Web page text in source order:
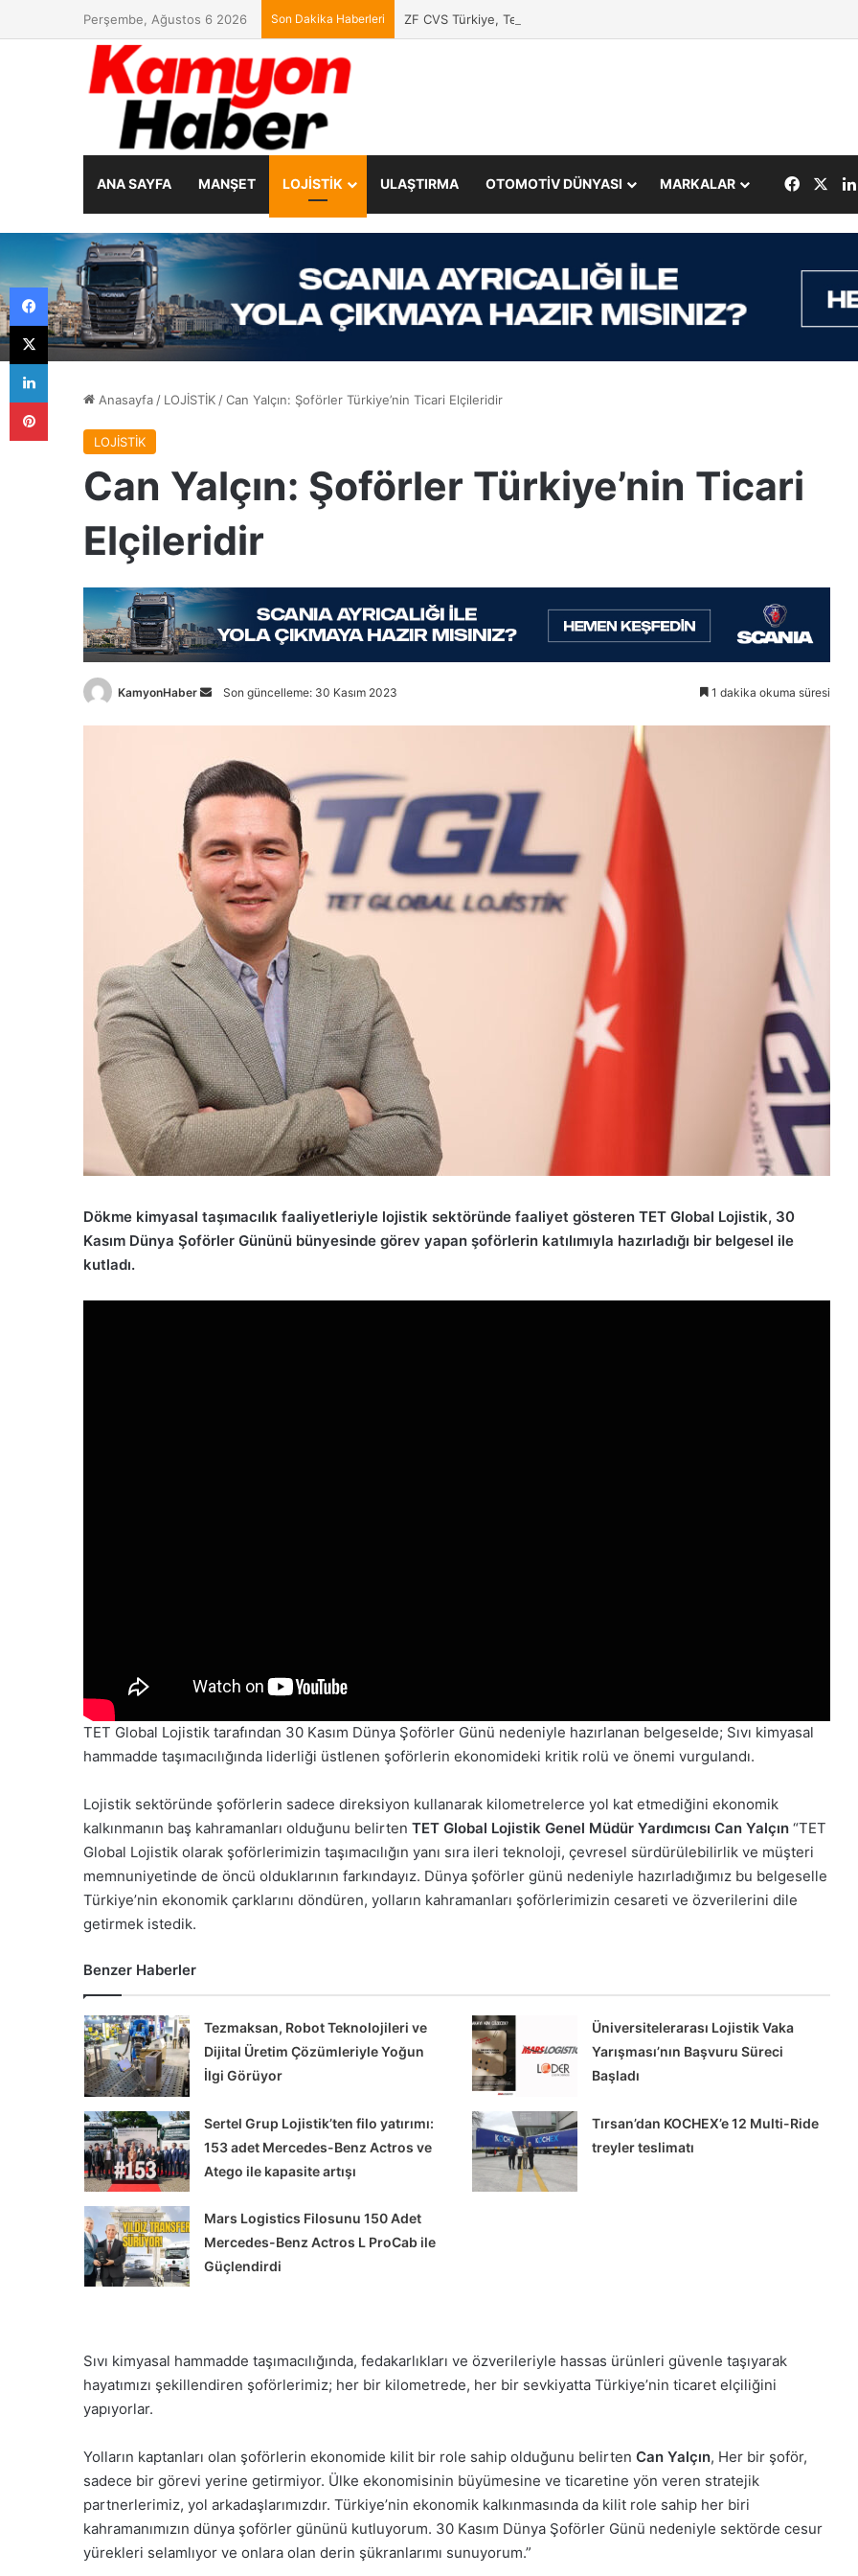
Perşembe, Ağustos 6 2026 Son Dakika Haberleri ZF CVS Türkiye, Tedarikçileriyle Buluştu
ANA SAYFA MANŞET LOJİSTİK ULAŞTIRMA OTOMOTİV DÜNYASI MARKALAR
Anasayfa/ LOJİSTİK/Can Yalçın: Şoförler Türkiye’nin Ticari Elçileridir
LOJİSTİK
Can Yalçın: Şoförler Türkiye’nin Ticari
Elçileridir
KamyonHaber
Bir
göndermek
Son güncelleme: 30 Kasım 2023 1 dakika okuma süresi
Dökme kimyasal taşımacılık faaliyetleriyle lojistik sektöründe faaliyet gösteren TET Global Lojistik, 30
Kasım Dünya Şoförler Gününü bünyesinde görev yapan şoförlerin katılımıyla hazırladığı bir belgesel ile
kutladı.
TET Global Lojistik tarafından 30 Kasım Dünya Şoförler Günü nedeniyle hazırlanan belgeselde; Sıvı kimyasal
hammadde taşımacılığında liderliği üstlenen şoförlerin ekonomideki kritik rolü ve önemi vurgulandı.
Lojistik sektöründe şoförlerin sadece direksiyon kullanarak kilometrelerce yol kat etmediğini ekonomik
kalkınmanın baş kahramanları olduğunu belirten TET Global Lojistik Genel Müdür Yardımcısı Can Yalçın “TET
Global Lojistik olarak şoförlerimizin taşımacılığın yanı sıra ileri teknoloji, çevresel sürdürülebilirlik ve müşteri
memnuniyetinde de öncü olduklarının farkındayız. Dünya şoförler günü nedeniyle hazırladığımız bu belgeselle
Türkiye’nin ekonomik çarklarını döndüren, yolların kahramanları şoförlerimizin cesareti ve özverilerini dile
getirmek istedik.
Benzer Haberler
Tezmaksan, Robot Teknolojileri ve
Dijital Üretim Çözümleriyle Yoğun
İlgi Görüyor
Üniversitelerarası Lojistik Vaka
Yarışması’nın Başvuru Süreci
Başladı
Sertel Grup Lojistik’ten filo yatırımı:
153 adet Mercedes-Benz Actros ve
Atego ile kapasite artışı
Tırsan’dan KOCHEX’e 12 Multi-Ride
treyler teslimatı
Mars Logistics Filosunu 150 Adet
Mercedes-Benz Actros L ProCab ile
Güçlendirdi
Sıvı kimyasal hammadde taşımacılığında, fedakarlıkları ve özverileriyle hassas ürünleri güvenle taşıyarak
hayatımızı şekillendiren şoförlerimiz; her bir kilometrede, her bir sevkiyatta Türkiye’nin ticaret elçiliğini
yapıyorlar.
Yolların kaptanları olan şoförlerin ekonomide kilit bir role sahip olduğunu belirten Can Yalçın, Her bir şoför,
sadece bir görevi yerine getirmiyor. Ülke ekonomisinin büyümesine ve ticaretine yön veren stratejik
partnerlerimiz, yol arkadaşlarımızdır. Türkiye’nin ekonomik kalkınmasında da kilit role sahip her biri
kahramanımızın dünya şoförler gününü kutluyorum. 30 Kasım Dünya Şoförler Günü nedeniyle sektörde cesur
yürekleri selamlıyor ve onlara olan derin şükranlarımı sunuyorum.”
Türk, İlk eActros 600
İnci
Alüminyum’a
Chery’den Türk Tedarikçi Maxion İnci
Alüminyum’a Ödül
Kredi
Faizli Kredi
Facebook
X
LinkedIn
Pinterest